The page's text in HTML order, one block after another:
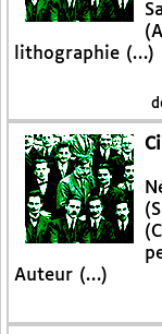
lithographie (…)
Auteur (…)